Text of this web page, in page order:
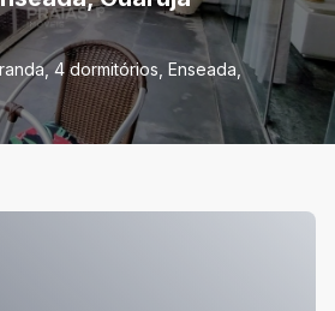
4 dormitórios, Enseada,